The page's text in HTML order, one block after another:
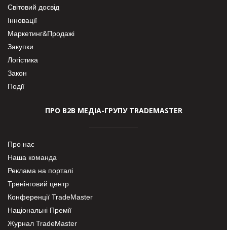
Світовий досвід
Інновації
Маркетинг&Продажі
Закупки
Логістика
Закон
Події
ПРО В2В МЕДІА-ГРУПУ TRADEMASTER
Про нас
Наша команда
Реклама на порталі
Тренінговий центр
Конференції TradeMaster
Національні Премії
Журнал TradeMaster